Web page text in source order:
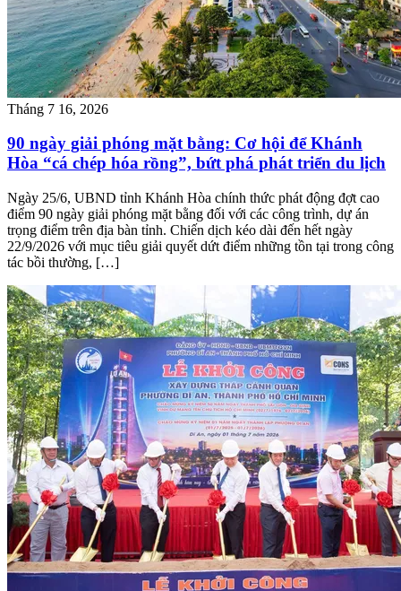
Tháng 7 16, 2026
90 ngày giải phóng mặt bằng: Cơ hội để Khánh
Hòa “cá chép hóa rồng”, bứt phá phát triển du lịch
Ngày 25/6, UBND tỉnh Khánh Hòa chính thức phát động đợt cao
điểm 90 ngày giải phóng mặt bằng đối với các công trình, dự án
trọng điểm trên địa bàn tỉnh. Chiến dịch kéo dài đến hết ngày
22/9/2026 với mục tiêu giải quyết dứt điểm những tồn tại trong công
tác bồi thường, […]